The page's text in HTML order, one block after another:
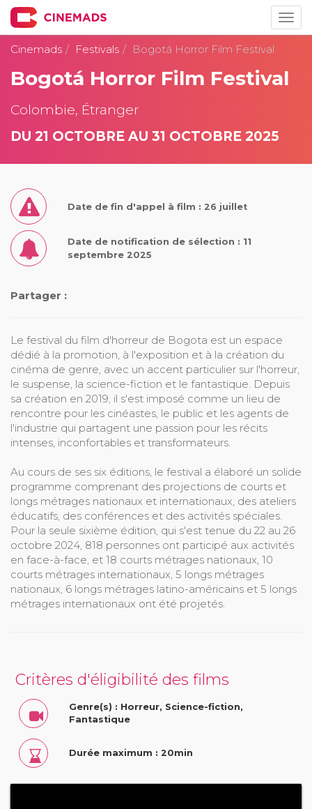
Cinemads
Festivals Bogotá Horror Film Festival
Bogotá Horror Film Festival
Colombie, Étranger
DU 21 OCTOBRE AU 31 OCTOBRE 2025
Date de fin d'appel à film : 26 juillet
Date de notification de sélection : 11
septembre 2025
Partager :
Le festival du film d'horreur de Bogota est un espace
dédié à la promotion, à l'exposition et à la création du
cinéma de genre, avec un accent particulier sur l'horreur,
le suspense, la science-fiction et le fantastique. Depuis
sa création en 2019, il s'est imposé comme un lieu de
rencontre pour les cinéastes, le public et les agents de
l'industrie qui partagent une passion pour les récits
intenses, inconfortables et transformateurs.
Au cours de ses six éditions, le festival a élaboré un solide
programme comprenant des projections de courts et
longs métrages nationaux et internationaux, des ateliers
éducatifs, des conférences et des activités spéciales.
Pour la seule sixième édition, qui s'est tenue du 22 au 26
octobre 2024, 818 personnes ont participé aux activités
en face-à-face, et 18 courts métrages nationaux, 10
courts métrages internationaux, 5 longs métrages
nationaux, 6 longs métrages latino-américains et 5 longs
métrages internationaux ont été projetés.
Critères d'éligibilité des films
Genre(s) : Horreur, Science-fiction,
Fantastique
Durée maximum : 20min